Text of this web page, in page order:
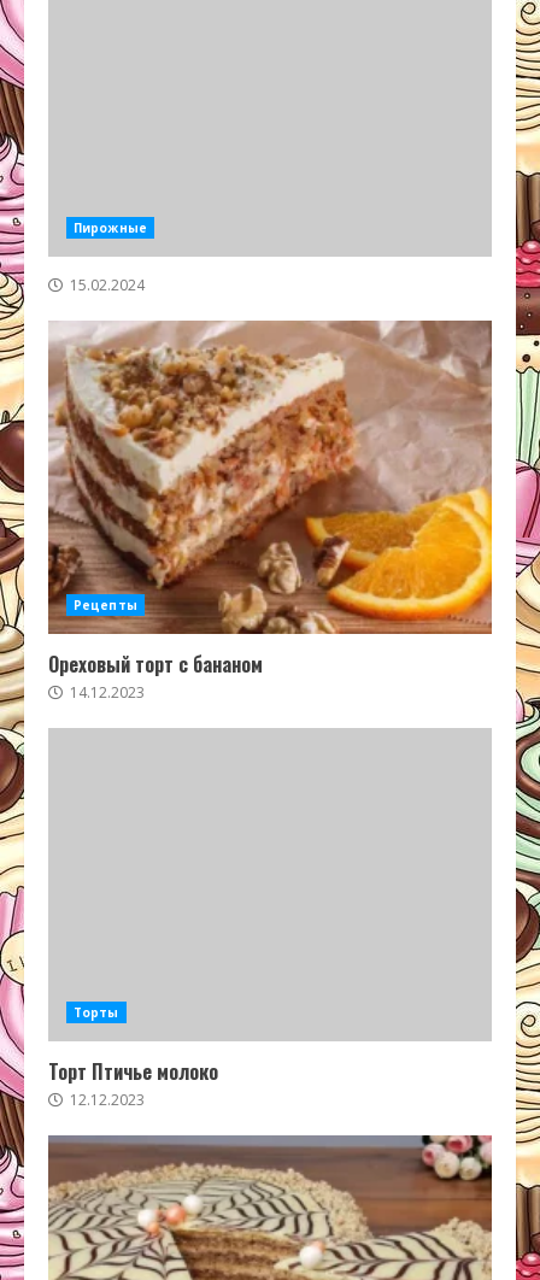
Пирожные
15.02.2024
Рецепты
Ореховый торт с бананом
14.12.2023
Торты
Торт Птичье молоко
12.12.2023